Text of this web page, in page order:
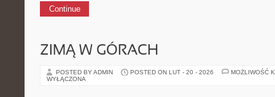
Continue
ZIMĄ W GÓRACH
POSTED BY ADMIN POSTED ON LUT - 20 - 2026
MOŻLIWOŚĆ
WYŁĄCZONA